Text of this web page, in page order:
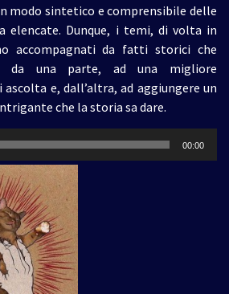
modo sintetico e comprensibile delle
elencate. Dunque, i temi, di volta in
accompagnati da fatti storici che
da una parte, ad una migliore
e, dall’altra, ad aggiungere un
che la storia sa dare.
00:00